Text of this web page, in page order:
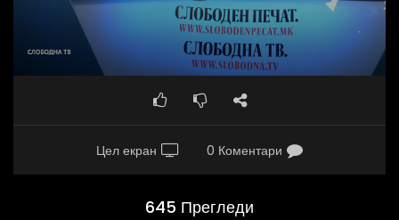
Цел екран 0 Коментари
645 Прегледи